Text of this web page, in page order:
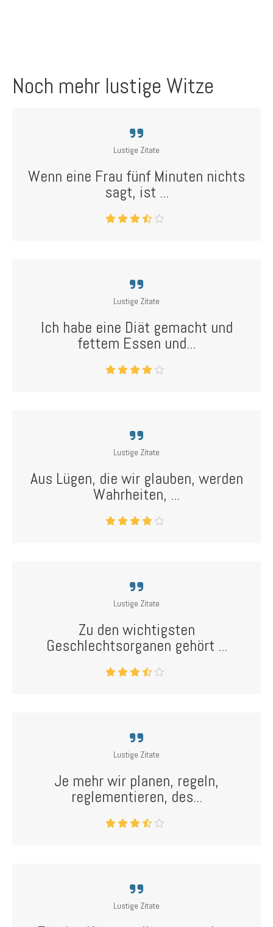
Noch mehr lustige Witze
Lustige Zitate
Wenn eine Frau fünf Minuten nichts
sagt, ist ...
Lustige Zitate
Ich habe eine Diät gemacht und
fettem Essen und...
Lustige Zitate
Aus Lügen, die wir glauben, werden
Wahrheiten, ...
Lustige Zitate
Zu den wichtigsten
Geschlechtsorganen gehört ...
Lustige Zitate
Je mehr wir planen, regeln,
reglementieren, des...
Lustige Zitate